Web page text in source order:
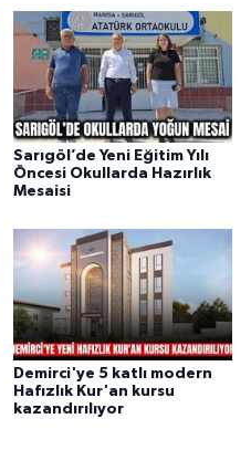
Sarıgöl’de Yeni Eğitim Yılı
Öncesi Okullarda Hazırlık
Mesaisi
Demirci'ye 5 katlı modern
Hafızlık Kur'an kursu
kazandırılıyor